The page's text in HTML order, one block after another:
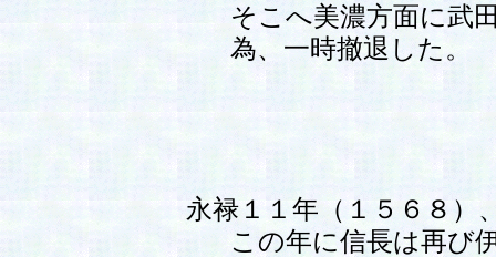
そこへ美濃方面に武
為、一時撤退した。
永禄１１年（１５６８）
この年に信長は再び